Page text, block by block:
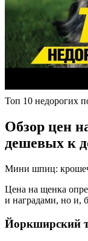
Топ 10 недорогих
Обзор цен
дешевых к
Мини шпиц:
Цена на щенка
и наградами, но и,
Йоркширский